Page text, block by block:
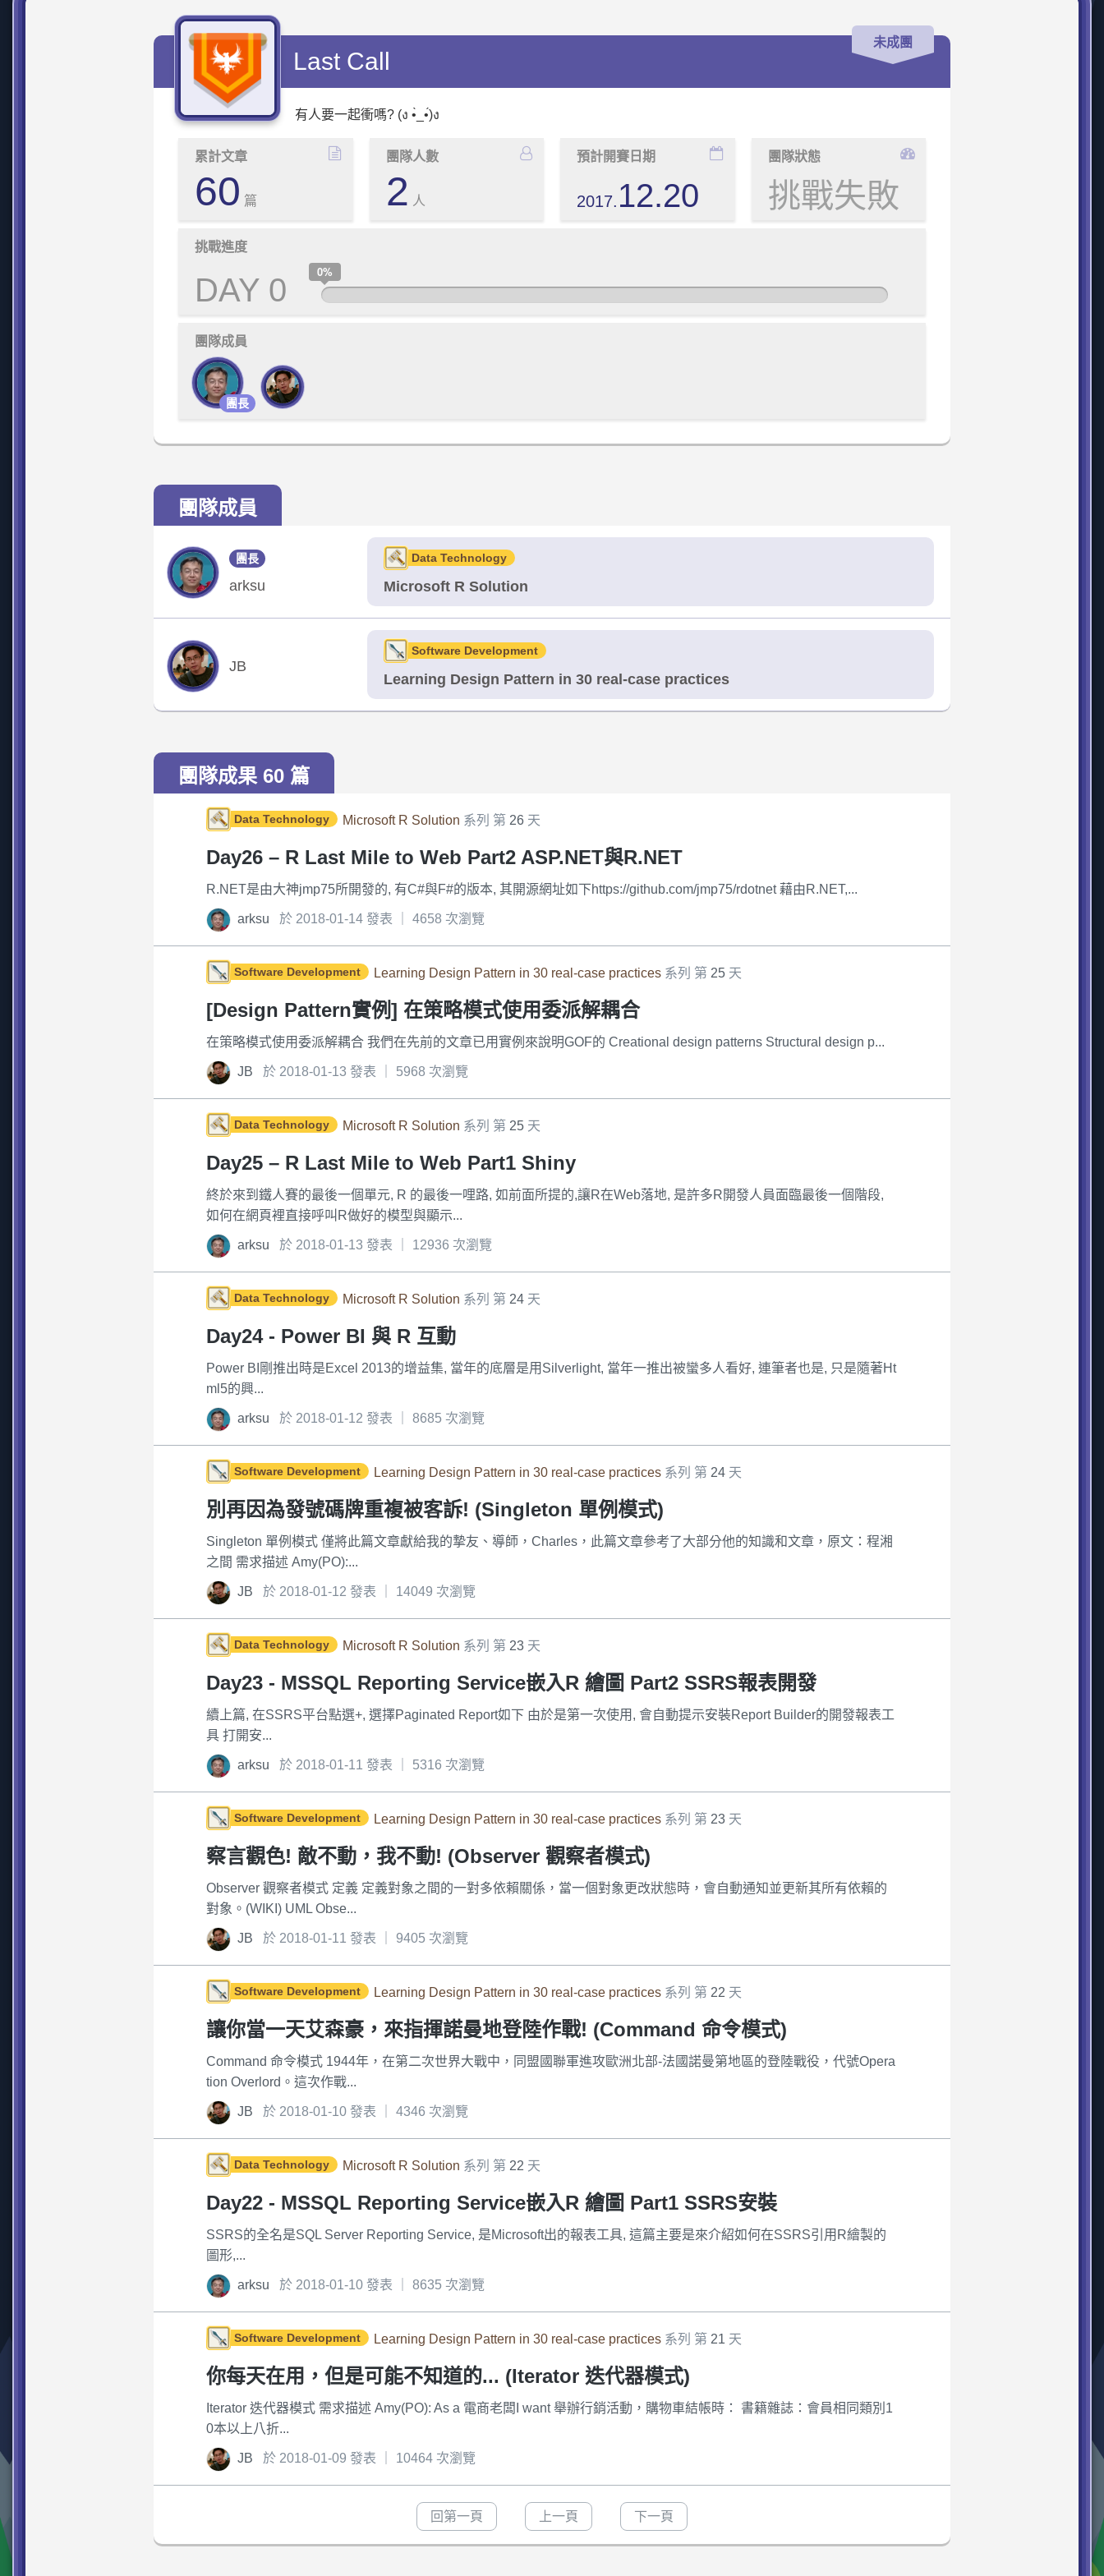
未成團
Last Call
有人要一起衝嗎? (ง •̀_•́)ง
累計文章
60 篇
團隊人數
2 人
預計開賽日期
2017. 12.20
團隊狀態
挑戰失敗
挑戰進度
DAY 0
0%
團隊成員
團長
團隊成員
團長
arksu
Data Technology
Microsoft R Solution
JB
Software Development
Learning Design Pattern in 30 real-case practices
團隊成果 60 篇
Data Technology Microsoft R Solution 系列 第 26 天
Day26 – R Last Mile to Web Part2 ASP.NET與R.NET
R.NET是由大神jmp75所開發的, 有C#與F#的版本, 其開源網址如下https://github.com/jmp75/rdotnet 藉由R.NET,...
arksu 於 2018-01-14 發表 ｜ 4658 次瀏覽
Software Development Learning Design Pattern in 30 real-case practices 系列 第 25 天
[Design Pattern實例] 在策略模式使用委派解耦合
在策略模式使用委派解耦合 我們在先前的文章已用實例來說明GOF的 Creational design patterns Structural design p...
JB 於 2018-01-13 發表 ｜ 5968 次瀏覽
Data Technology Microsoft R Solution 系列 第 25 天
Day25 – R Last Mile to Web Part1 Shiny
終於來到鐵人賽的最後一個單元, R 的最後一哩路, 如前面所提的,讓R在Web落地, 是許多R開發人員面臨最後一個階段,
如何在網頁裡直接呼叫R做好的模型與顯示...
arksu 於 2018-01-13 發表 ｜ 12936 次瀏覽
Data Technology Microsoft R Solution 系列 第 24 天
Day24 - Power BI 與 R 互動
Power BI剛推出時是Excel 2013的增益集, 當年的底層是用Silverlight, 當年一推出被蠻多人看好, 連筆者也是, 只是隨著Ht
ml5的興...
arksu 於 2018-01-12 發表 ｜ 8685 次瀏覽
Software Development Learning Design Pattern in 30 real-case practices 系列 第 24 天
別再因為發號碼牌重複被客訴! (Singleton 單例模式)
Singleton 單例模式 僅將此篇文章獻給我的摯友、導師，Charles，此篇文章參考了大部分他的知識和文章，原文：程湘
之間 需求描述 Amy(PO):...
JB 於 2018-01-12 發表 ｜ 14049 次瀏覽
Data Technology Microsoft R Solution 系列 第 23 天
Day23 - MSSQL Reporting Service嵌入R 繪圖 Part2 SSRS報表開發
續上篇, 在SSRS平台點選+, 選擇Paginated Report如下 由於是第一次使用, 會自動提示安裝Report Builder的開發報表工
具 打開安...
arksu 於 2018-01-11 發表 ｜ 5316 次瀏覽
Software Development Learning Design Pattern in 30 real-case practices 系列 第 23 天
察言觀色! 敵不動，我不動! (Observer 觀察者模式)
Observer 觀察者模式 定義 定義對象之間的一對多依賴關係，當一個對象更改狀態時，會自動通知並更新其所有依賴的
對象。(WIKI) UML Obse...
JB 於 2018-01-11 發表 ｜ 9405 次瀏覽
Software Development Learning Design Pattern in 30 real-case practices 系列 第 22 天
讓你當一天艾森豪，來指揮諾曼地登陸作戰! (Command 命令模式)
Command 命令模式 1944年，在第二次世界大戰中，同盟國聯軍進攻歐洲北部-法國諾曼第地區的登陸戰役，代號Opera
tion Overlord。這次作戰...
JB 於 2018-01-10 發表 ｜ 4346 次瀏覽
Data Technology Microsoft R Solution 系列 第 22 天
Day22 - MSSQL Reporting Service嵌入R 繪圖 Part1 SSRS安裝
SSRS的全名是SQL Server Reporting Service, 是Microsoft出的報表工具, 這篇主要是來介紹如何在SSRS引用R繪製的
圖形,...
arksu 於 2018-01-10 發表 ｜ 8635 次瀏覽
Software Development Learning Design Pattern in 30 real-case practices 系列 第 21 天
你每天在用，但是可能不知道的... (Iterator 迭代器模式)
Iterator 迭代器模式 需求描述 Amy(PO): As a 電商老闆I want 舉辦行銷活動，購物車結帳時： 書籍雜誌：會員相同類別1
0本以上八折...
JB 於 2018-01-09 發表 ｜ 10464 次瀏覽
回第一頁 上一頁 下一頁